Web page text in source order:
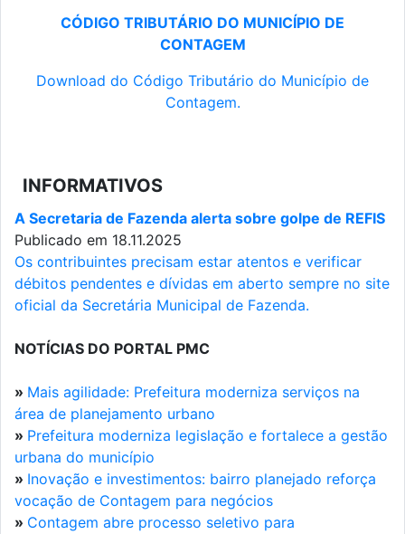
CÓDIGO TRIBUTÁRIO DO MUNICÍPIO DE
CONTAGEM
Download do Código Tributário do Município de
Contagem.
INFORMATIVOS
A Secretaria de Fazenda alerta sobre golpe de REFIS
Publicado em 18.11.2025
Os contribuintes precisam estar atentos e verificar
débitos pendentes e dívidas em aberto sempre no site
oficial da Secretária Municipal de Fazenda.
NOTÍCIAS DO PORTAL PMC
» Mais agilidade: Prefeitura moderniza serviços na
área de planejamento urbano
» Prefeitura moderniza legislação e fortalece a gestão
urbana do município
» Inovação e investimentos: bairro planejado reforça
vocação de Contagem para negócios
» Contagem abre processo seletivo para